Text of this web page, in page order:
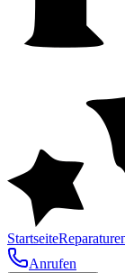
Startseite
Anrufen